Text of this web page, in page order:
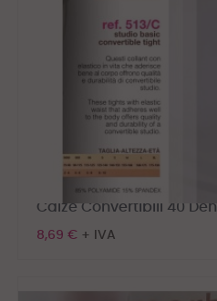
Calze Convertibili 40 Den
8,69 € + IVA